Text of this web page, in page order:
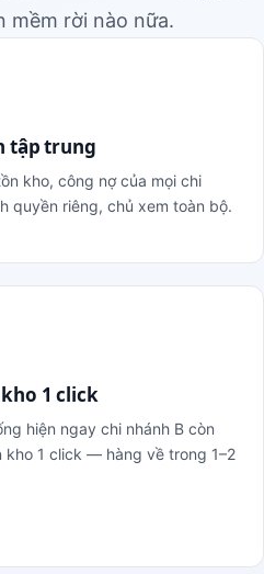
mềm rời nào nữa.
tập trung
kho, công nợ của mọi chi
quyền riêng, chủ xem toàn bộ.
1 click
hiện ngay chi nhánh B còn
kho 1 click — hàng về trong 1–2